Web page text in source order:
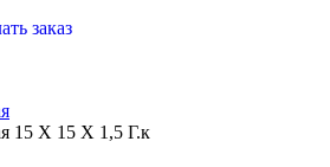
заказ
15 Х 15 Х 1,5 Г.к